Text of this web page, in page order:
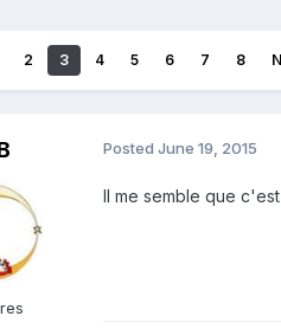
2 3 4 5 6 7 8
Posted June 19, 2015
Il me semble que